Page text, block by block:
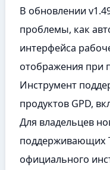
В обновлении
проблемы, как
интерфейса
отображения при
Инструмент
продуктов GPD,
Для владельцев
поддерживающих
официального